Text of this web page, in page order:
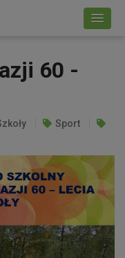
60 -
Sport